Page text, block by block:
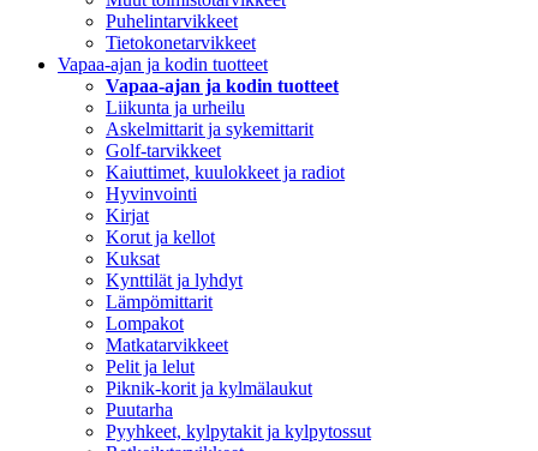
Puhelintarvikkeet
Tietokonetarvikkeet
Vapaa-ajan ja kodin tuotteet
Vapaa-ajan ja kodin tuotteet
Liikunta ja urheilu
Askelmittarit ja sykemittarit
Golf-tarvikkeet
Kaiuttimet, kuulokkeet ja radiot
Hyvinvointi
Kirjat
Korut ja kellot
Kuksat
Kynttilät ja lyhdyt
Lämpömittarit
Lompakot
Matkatarvikkeet
Pelit ja lelut
Piknik-korit ja kylmälaukut
Puutarha
Pyyhkeet, kylpytakit ja kylpytossut